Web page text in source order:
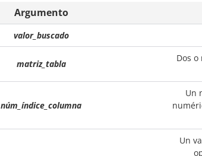
Argumento
valor_buscado
matriz_tabla
Dos
núm_índice_columna
Un
Un